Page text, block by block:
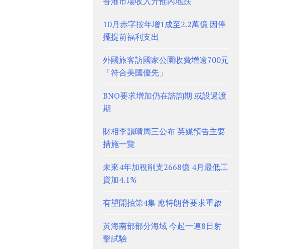
10月赤字按年增1成至2.2萬億 因停
擺提前福利支出
外國旅客訪國家公園收費增逾700元
「符合美國優先」
BNO要求增加仍在諮詢期 或設過渡
期
財相李韻晴周三公布 英媒預告主要
措施一覽
未來4年加稅削支2668億 4月最低工
資加4.1%
有望開拍第4集 應特朗普要求重啟
黃海南部部分海域 今起一連8日射
擊試驗